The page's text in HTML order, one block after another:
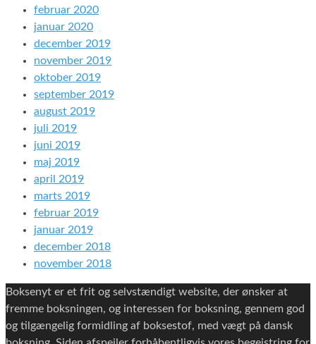
februar 2020
januar 2020
december 2019
november 2019
oktober 2019
september 2019
august 2019
juli 2019
juni 2019
maj 2019
april 2019
marts 2019
februar 2019
januar 2019
december 2018
november 2018
Boksenyt er et frit og selvstændigt website, der ønsker at
fremme boksningen, og interessen for boksning, gennem god
og tilgængelig formidling af boksestof, med vægt på dansk